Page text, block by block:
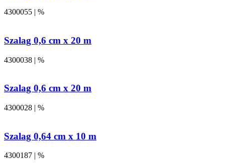
4300055 | %
Szalag 0,6 cm x 20 m
4300038 | %
Szalag 0,6 cm x 20 m
4300028 | %
Szalag 0,64 cm x 10 m
4300187 | %